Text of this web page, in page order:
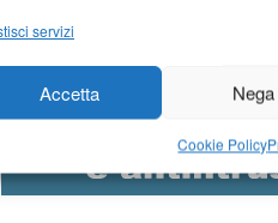
servizi
Accetta Nega
Cookie Policy